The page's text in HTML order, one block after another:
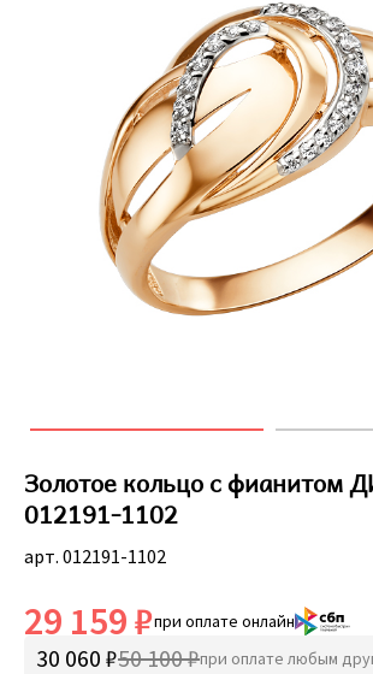
Золотое кольцо с фианитом
012191-1102
арт. 012191-1102
29 159 ₽при оплате онлайн
30 060 ₽50 100 ₽при оплате любым